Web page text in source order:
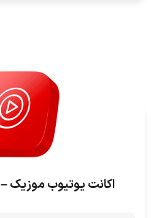
اکانت یوتیوب موزیک – YouTube Music